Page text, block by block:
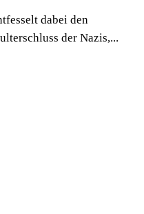
dabei den
der Nazis,...